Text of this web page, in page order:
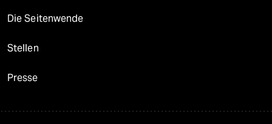
Die Seitenwende
Stellen
Presse